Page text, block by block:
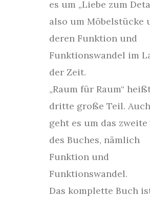
es um „Liebe zum
also um Möbelstücke
deren Funktion und
Funktionswandel im
der Zeit.
„Raum für Raum“
dritte große Teil.
geht es um das zweite
des Buches, nämlich
Funktion und
Funktionswandel.
Das komplette Buch